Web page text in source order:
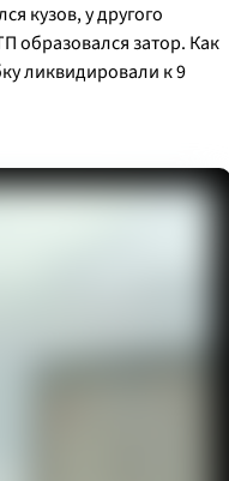
кузов, у другого
образовался затор. Как
ликвидировали к 9